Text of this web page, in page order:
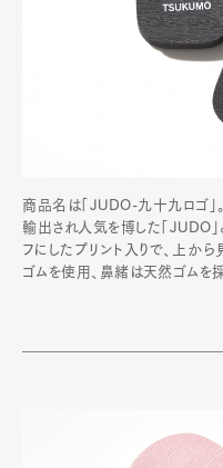
商品名は「JUDO-九十九ロゴ」
輸出され人気を博した「JUDO
フにしたプリント入りで、上か
ゴムを使用、鼻緒は天然ゴム